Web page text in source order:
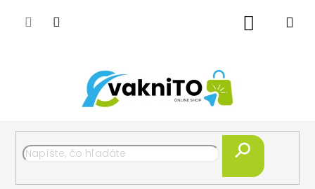
Hľadať
Nákupný